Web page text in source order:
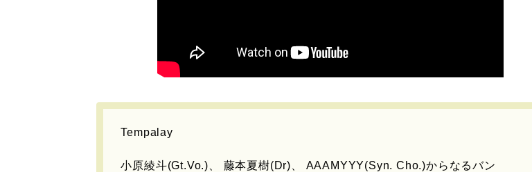
Tempalay
小原綾斗(Gt.Vo.)、 藤本夏樹(Dr)、 AAAMYYY(Syn. Cho.)からなるバン